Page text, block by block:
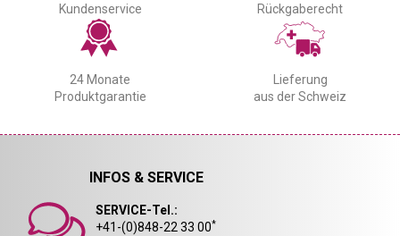
Kundenservice
Rückgaberecht
24 Monate
Produktgarantie
Lieferung
aus der Schweiz
INFOS & SERVICE
SERVICE-Tel.:
+41-(0)848-22 33 00*